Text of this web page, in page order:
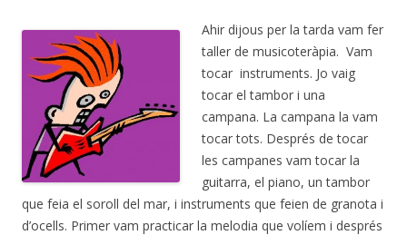
Ahir dijous per la tarda vam fer
taller de musicoteràpia. Vam
tocar instruments. Jo vaig
tocar el tambor i una
campana. La campana la vam
tocar tots. Després de tocar
les campanes vam tocar la
guitarra, el piano, un tambor
que feia el soroll del mar, i instruments que feien de granota i
d’ocells. Primer vam practicar la melodia que volíem i després